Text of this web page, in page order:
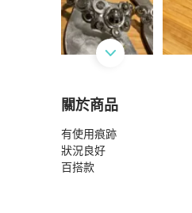
關於商品
關於COACH銀色夾腳
有使用痕跡
狀況良好
百搭款